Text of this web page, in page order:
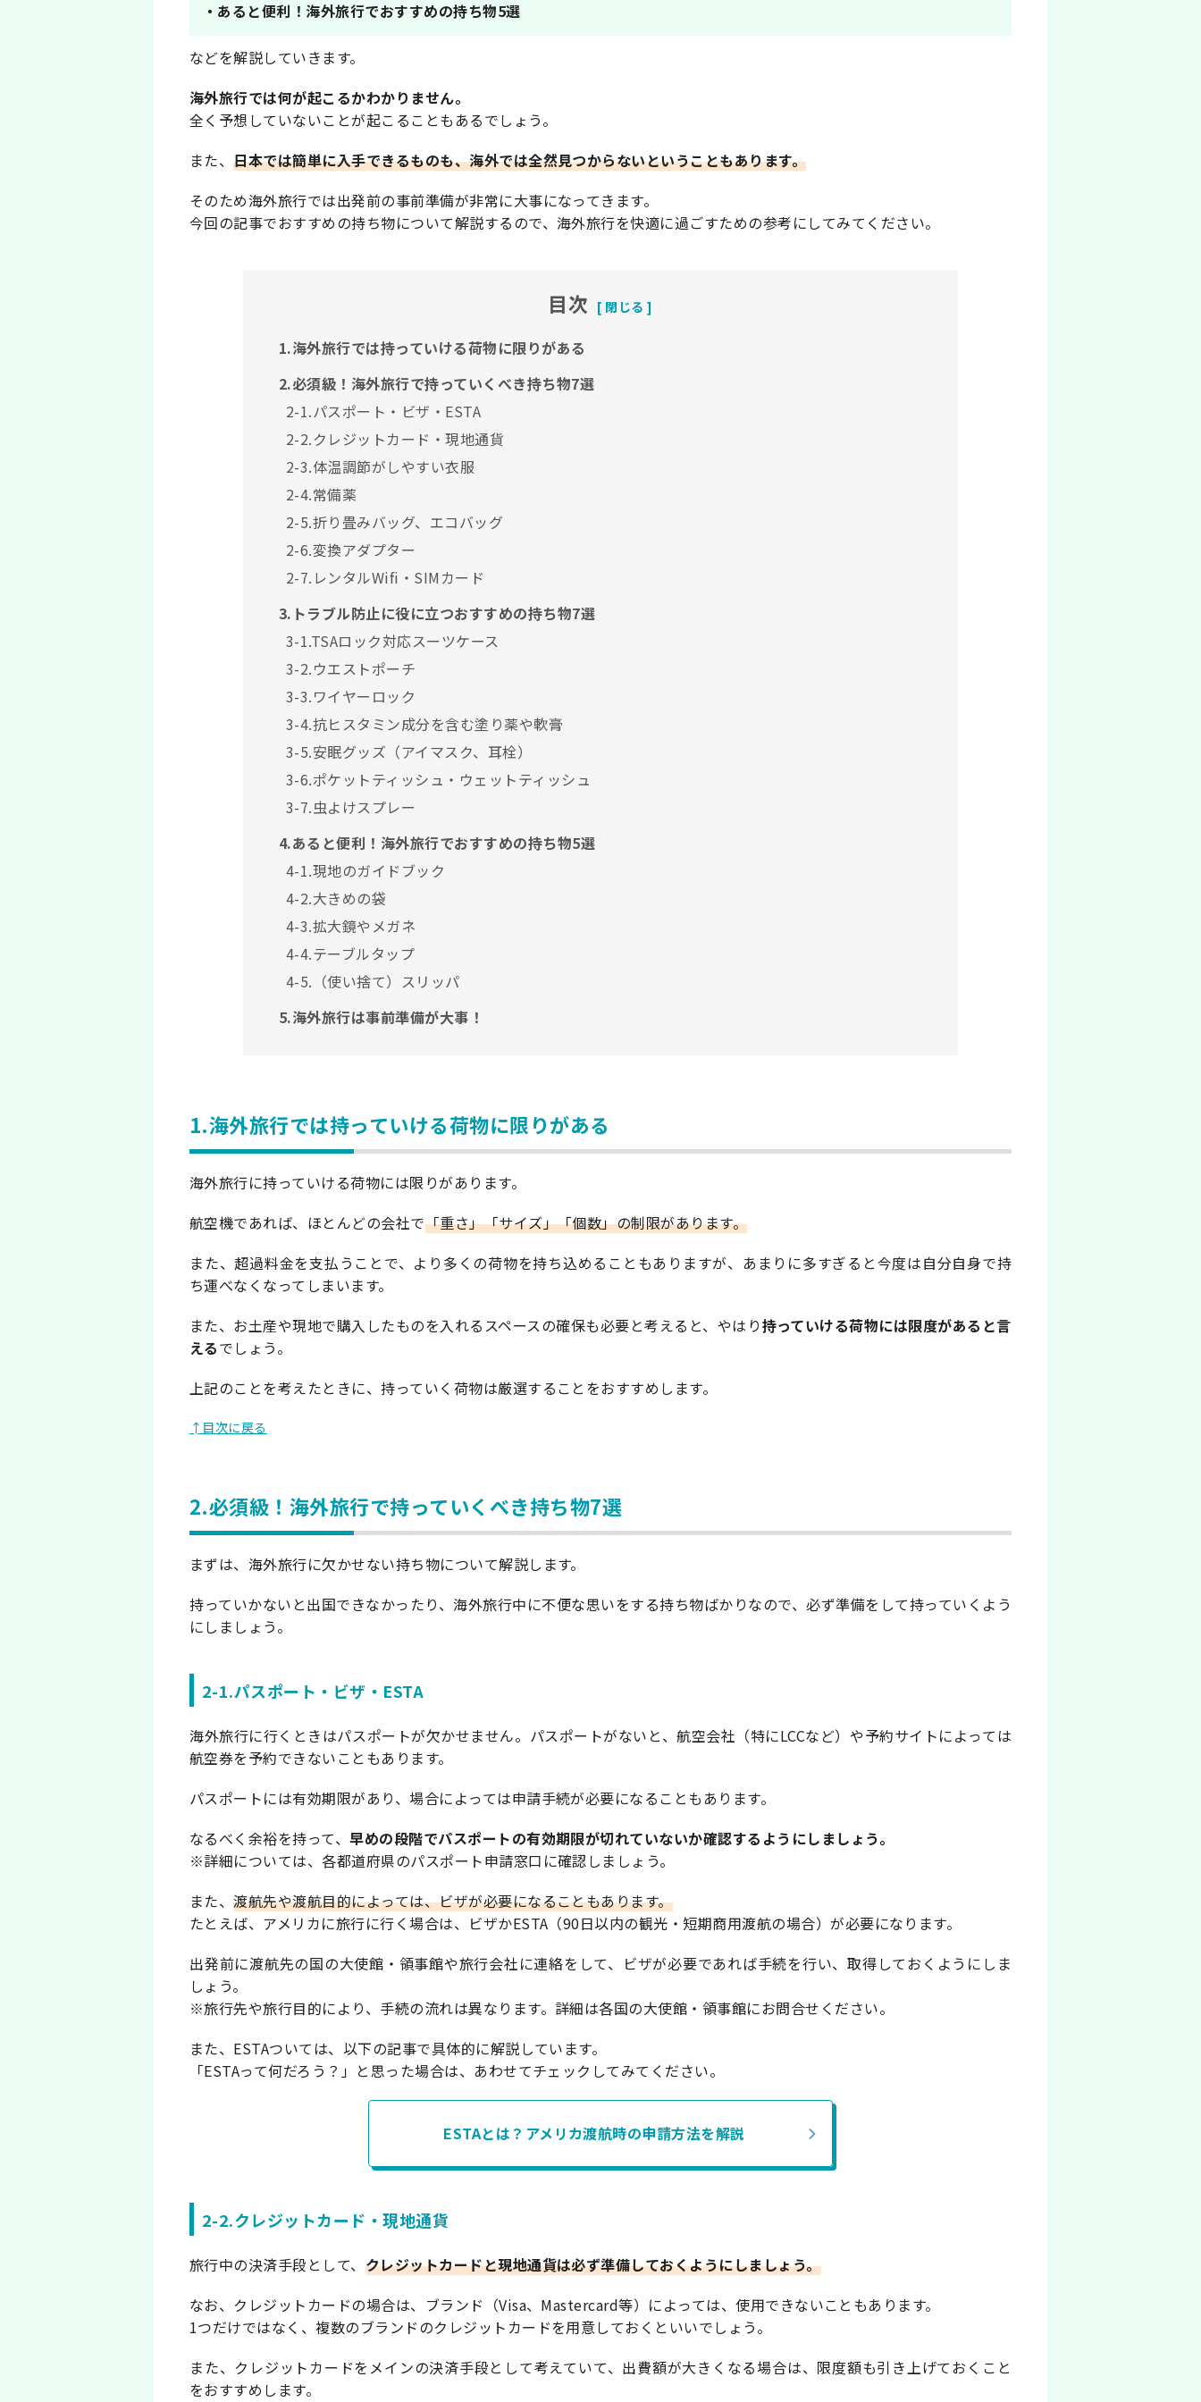
・あると便利！海外旅行でおすすめの持ち物5選
などを解説していきます。
海外旅行では何が起こるかわかりません。
全く予想していないことが起こることもあるでしょう。
また、日本では簡単に入手できるものも、海外では全然見つからないということもあります。
そのため海外旅行では出発前の事前準備が非常に大事になってきます。
今回の記事でおすすめの持ち物について解説するので、海外旅行を快適に過ごすための参考にしてみてください。
目次
1.海外旅行では持っていける荷物に限りがある
2.必須級！海外旅行で持っていくべき持ち物7選
2-1.パスポート・ビザ・ESTA
2-2.クレジットカード・現地通貨
2-3.体温調節がしやすい衣服
2-4.常備薬
2-5.折り畳みバッグ、エコバッグ
2-6.変換アダプター
2-7.レンタルWifi・SIMカード
3.トラブル防止に役に立つおすすめの持ち物7選
3-1.TSAロック対応スーツケース
3-2.ウエストポーチ
3-3.ワイヤーロック
3-4.抗ヒスタミン成分を含む塗り薬や軟膏
3-5.安眠グッズ（アイマスク、耳栓）
3-6.ポケットティッシュ・ウェットティッシュ
3-7.虫よけスプレー
4.あると便利！海外旅行でおすすめの持ち物5選
4-1.現地のガイドブック
4-2.大きめの袋
4-3.拡大鏡やメガネ
4-4.テーブルタップ
4-5.（使い捨て）スリッパ
5.海外旅行は事前準備が大事！
1.海外旅行では持っていける荷物に限りがある
海外旅行に持っていける荷物には限りがあります。
航空機であれば、ほとんどの会社で「重さ」「サイズ」「個数」の制限があります。
また、超過料金を支払うことで、より多くの荷物を持ち込めることもありますが、あまりに多すぎると今度は自分自身で持
ち運べなくなってしまいます。
また、お土産や現地で購入したものを入れるスペースの確保も必要と考えると、やはり持っていける荷物には限度があると言
えるでしょう。
上記のことを考えたときに、持っていく荷物は厳選することをおすすめします。
↑目次に戻る
2.必須級！海外旅行で持っていくべき持ち物7選
まずは、海外旅行に欠かせない持ち物について解説します。
持っていかないと出国できなかったり、海外旅行中に不便な思いをする持ち物ばかりなので、必ず準備をして持っていくよう
にしましょう。
2-1.パスポート・ビザ・ESTA
海外旅行に行くときはパスポートが欠かせません。パスポートがないと、航空会社（特にLCCなど）や予約サイトによっては
航空券を予約できないこともあります。
パスポートには有効期限があり、場合によっては申請手続が必要になることもあります。
なるべく余裕を持って、早めの段階でパスポートの有効期限が切れていないか確認するようにしましょう。
※詳細については、各都道府県のパスポート申請窓口に確認しましょう。
また、渡航先や渡航目的によっては、ビザが必要になることもあります。
たとえば、アメリカに旅行に行く場合は、ビザかESTA（90日以内の観光・短期商用渡航の場合）が必要になります。
出発前に渡航先の国の大使館・領事館や旅行会社に連絡をして、ビザが必要であれば手続を行い、取得しておくようにしま
しょう。
※旅行先や旅行目的により、手続の流れは異なります。詳細は各国の大使館・領事館にお問合せください。
また、ESTAついては、以下の記事で具体的に解説しています。
「ESTAって何だろう？」と思った場合は、あわせてチェックしてみてください。
ESTAとは？アメリカ渡航時の申請方法を解説
2-2.クレジットカード・現地通貨
旅行中の決済手段として、 クレジットカードと現地通貨は必ず準備しておくようにしましょう。
なお、クレジットカードの場合は、ブランド（Visa、Mastercard等）によっては、使用できないこともあります。
1つだけではなく、複数のブランドのクレジットカードを用意しておくといいでしょう。
また、クレジットカードをメインの決済手段として考えていて、出費額が大きくなる場合は、限度額も引き上げておくこと
をおすすめします。